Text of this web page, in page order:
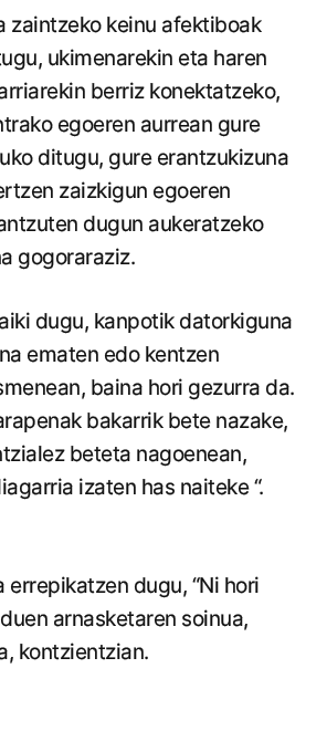
zaintzeko keinu afektiboak
ukimenarekin eta haren
berriz konektatzeko,
egoeren aurrean gure
ditugu, gure erantzukizuna
zaizkigun egoeren
dugun aukeratzeko
gogoraraziz.
dugu, kanpotik datorkiguna
ematen edo kentzen
baina hori gezurra da.
bakarrik bete nazake,
beteta nagoenean,
izaten has naiteke “.
errepikatzen dugu, “Ni hori
arnasketaren soinua,
kontzientzian.